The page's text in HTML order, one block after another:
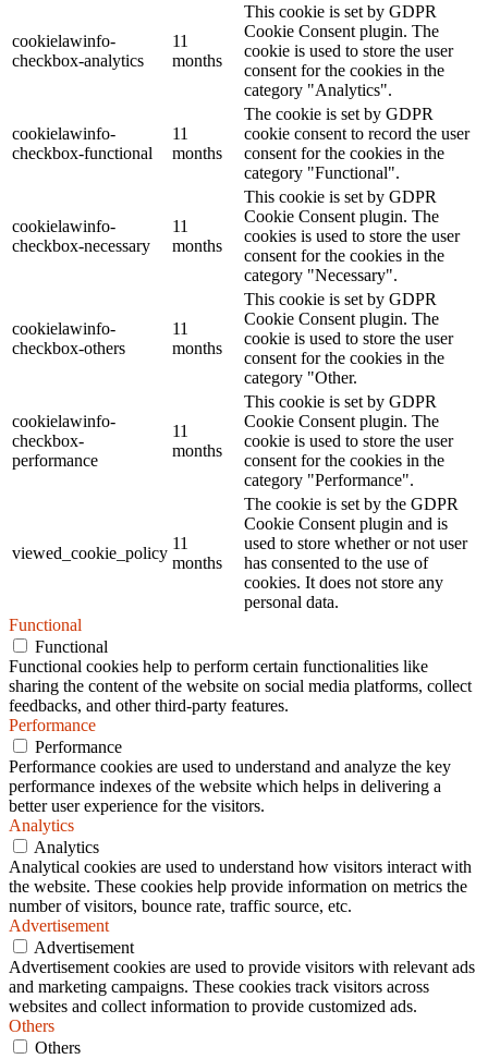
cookielawinfo-
checkbox-analytics
11
months
This cookie is set by GDPR
Cookie Consent plugin. The
cookie is used to store the user
consent for the cookies in the
category "Analytics".
cookielawinfo-
checkbox-functional
11
months
The cookie is set by GDPR
cookie consent to record the user
consent for the cookies in the
category "Functional".
cookielawinfo-
checkbox-necessary
11
months
This cookie is set by GDPR
Cookie Consent plugin. The
cookies is used to store the user
consent for the cookies in the
category "Necessary".
cookielawinfo-
checkbox-others
11
months
This cookie is set by GDPR
Cookie Consent plugin. The
cookie is used to store the user
consent for the cookies in the
category "Other.
cookielawinfo-
checkbox-
performance
11
months
This cookie is set by GDPR
Cookie Consent plugin. The
cookie is used to store the user
consent for the cookies in the
category "Performance".
viewed_cookie_policy
11
months
The cookie is set by the GDPR
Cookie Consent plugin and is
used to store whether or not user
has consented to the use of
cookies. It does not store any
personal data.
Functional
Functional
Functional cookies help to perform certain functionalities like
sharing the content of the website on social media platforms, collect
feedbacks, and other third-party features.
Performance
Performance
Performance cookies are used to understand and analyze the key
performance indexes of the website which helps in delivering a
better user experience for the visitors.
Analytics
Analytics
Analytical cookies are used to understand how visitors interact with
the website. These cookies help provide information on metrics the
number of visitors, bounce rate, traffic source, etc.
Advertisement
Advertisement
Advertisement cookies are used to provide visitors with relevant ads
and marketing campaigns. These cookies track visitors across
websites and collect information to provide customized ads.
Others
Others